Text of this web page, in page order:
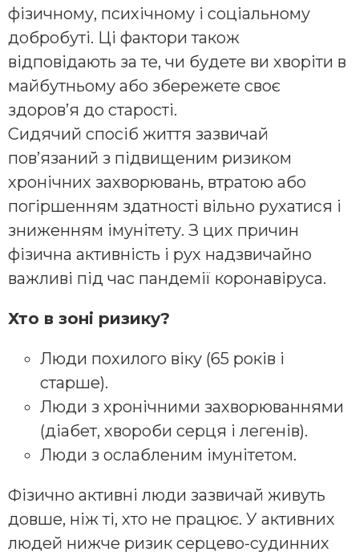
фізичному, психічному і соціальному
добробуті. Ці фактори також
відповідають за те, чи будете ви хворіти в
майбутньому або збережете своє
здоров’я до старості.
Сидячий спосіб життя зазвичай
пов’язаний з підвищеним ризиком
хронічних захворювань, втратою або
погіршенням здатності вільно рухатися і
зниженням імунітету. З цих причин
фізична активність і рух надзвичайно
важливі під час пандемії коронавіруса.
Хто в зоні ризику?
Люди похилого віку (65 років і
старше).
Люди з хронічними захворюваннями
(діабет, хвороби серця і легенів).
Люди з ослабленим імунітетом.
Фізично активні люди зазвичай живуть
довше, ніж ті, хто не працює. У активних
людей нижче ризик серцево-судинних